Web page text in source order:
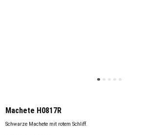
Machete H0817R
Schwarze Machete mit rotem Schliff.